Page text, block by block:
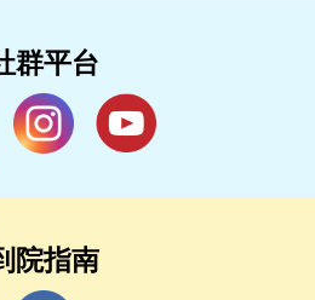
群平台
院指南